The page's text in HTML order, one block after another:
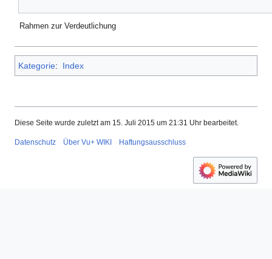
Rahmen zur Verdeutlichung
Kategorie: Index
Diese Seite wurde zuletzt am 15. Juli 2015 um 21:31 Uhr bearbeitet.
Datenschutz Über Vu+ WIKI Haftungsausschluss